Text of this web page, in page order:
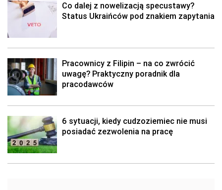
Co dalej z nowelizacją specustawy?
Status Ukraińców pod znakiem zapytania
Pracownicy z Filipin – na co zwrócić
uwagę? Praktyczny poradnik dla
pracodawców
6 sytuacji, kiedy cudzoziemiec nie musi
posiadać zezwolenia na pracę